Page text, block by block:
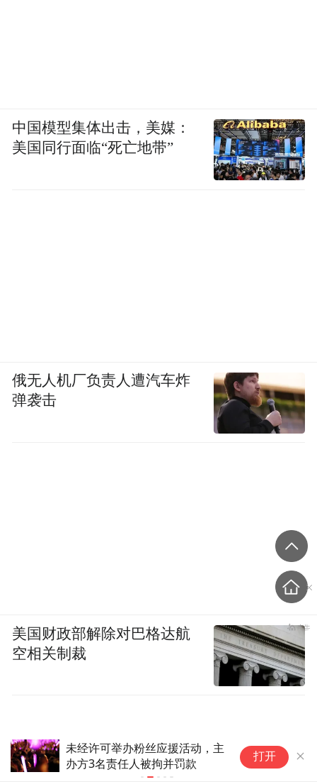
未经许可举办粉丝应援活动，主
办方3名责任人被拘并罚款
打开
中国模型集体出击，美媒：
美国同行面临“死亡地带”
俄无人机厂负责人遭汽车炸
弹袭击
美国财政部解除对巴格达航
空相关制裁